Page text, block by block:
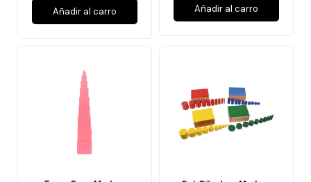
Añadir al carro Añadir al carro